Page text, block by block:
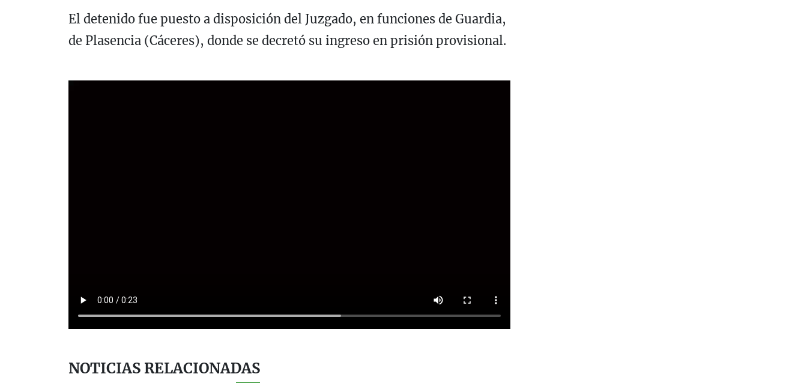
El detenido fue puesto a disposición del Juzgado, en funciones de Guardia,
de Plasencia (Cáceres), donde se decretó su ingreso en prisión provisional.
NOTICIAS RELACIONADAS